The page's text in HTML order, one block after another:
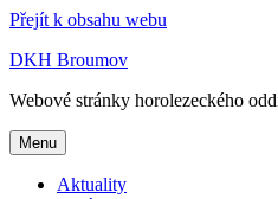
Přejít k obsahu webu
DKH Broumov
Webové stránky horolezeckého
Menu
Aktuality